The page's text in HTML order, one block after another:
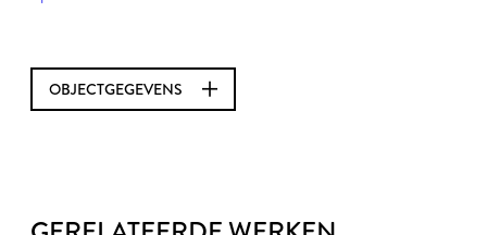
OBJECTGEGEVENS